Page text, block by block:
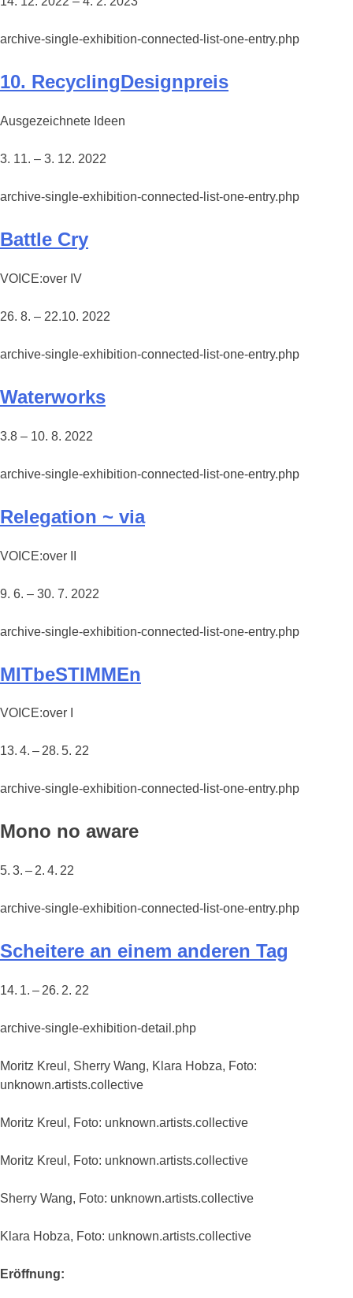
archive-single-exhibition-connected-list-one-entry.php
10. RecyclingDesignpreis
Ausgezeichnete Ideen
3. 11. – 3. 12. 2022
archive-single-exhibition-connected-list-one-entry.php
Battle Cry
VOICE:over IV
26. 8. – 22.10. 2022
archive-single-exhibition-connected-list-one-entry.php
Waterworks
3.8 – 10. 8. 2022
archive-single-exhibition-connected-list-one-entry.php
Relegation ~ via
VOICE:over II
9. 6. – 30. 7. 2022
archive-single-exhibition-connected-list-one-entry.php
MITbeSTIMMEn
VOICE:over I
13. 4. – 28. 5. 22
archive-single-exhibition-connected-list-one-entry.php
Mono no aware
5. 3. – 2. 4. 22
archive-single-exhibition-connected-list-one-entry.php
Scheitere an einem anderen Tag
14. 1. – 26. 2. 22
archive-single-exhibition-detail.php
Moritz Kreul, Sherry Wang, Klara Hobza, Foto:
unknown.artists.collective
Moritz Kreul, Foto: unknown.artists.collective
Moritz Kreul, Foto: unknown.artists.collective
Sherry Wang, Foto: unknown.artists.collective
Klara Hobza, Foto: unknown.artists.collective
Eröffnung: